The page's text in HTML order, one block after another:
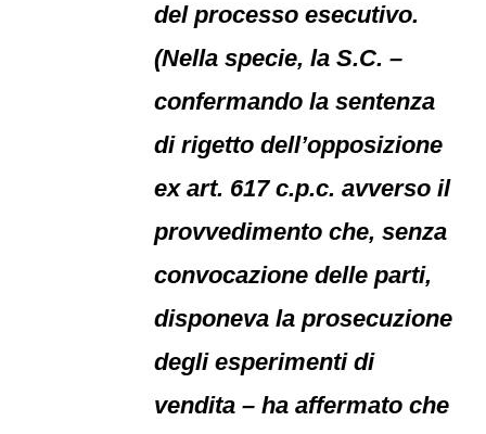
del processo esecutivo.
(Nella specie, la S.C. –
confermando la sentenza
di rigetto dell’opposizione
ex art. 617 c.p.c. avverso il
provvedimento che, senza
convocazione delle parti,
disponeva la prosecuzione
degli esperimenti di
vendita – ha affermato che